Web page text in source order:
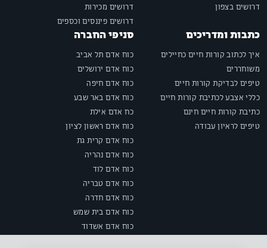
דרושים בצפון
דרושים מכירות
דרושים פיננסים וכספים
כתבות ומדריכים
איך לכתוב קורות חיים כחיילים
משוחררים
טיפים לבדיקת קורות חיים
כללי אצבע לכתיבת קורות חיים
כתיבת קורות חיים חינם
טיפים לראיון עבודה
סניפי החברה
כוח אדם תל אביב
כוח אדם ירושלים
כוח אדם חיפה
כוח אדם באר שבע
כח אדם אילת
כוח אדם ראשון לציון
כוח אדם קרית גת
כוח אדם נהריה
כוח אדם לוד
כוח אדם טבריה
כוח אדם חדרה
כוח אדם בית שמש
כוח אדם אשדוד